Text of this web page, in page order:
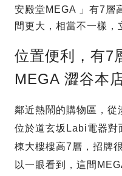
安殿堂MEGA 」有7層
間更大，相當不一樣，
位置便利，有7
MEGA 澀谷本店
鄰近熱鬧的購物區，從
位於道玄坂Labi電器對
棟大樓樓高7層，招牌
以一眼看到，這間